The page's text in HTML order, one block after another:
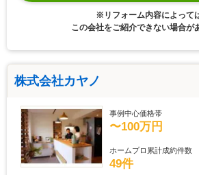
※リフォーム内容によって
この会社をご紹介できない場合が
株式会社カヤノ
事例中心価格帯
〜100万円
ホームプロ累計成約件数
49件